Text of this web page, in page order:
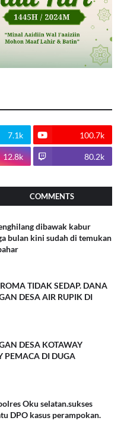
7.1k 100.7k
12.8k 80.2k
COMMENTS
dibawak kabur
bulan kini sudah di temukan
TIDAK SEDAP. DANA
DESA AIR RUPIK DI
DESA KOTAWAY
PEMACA DI DUGA
Oku selatan.sukses
DPO kasus perampokan.